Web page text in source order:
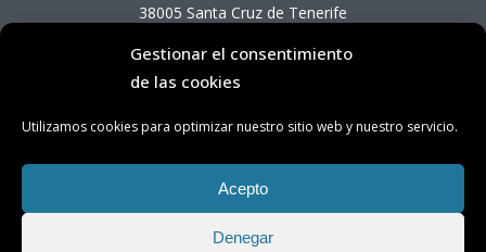
Gestionar el consentimiento
de las cookies
Utilizamos cookies para optimizar nuestro sitio web y nuestro servicio.
Acepto
Denegar
38005 Santa Cruz de Tenerife
Horario de Atención OTC
Lunes a viernes de 8:00 a 14:00 horas